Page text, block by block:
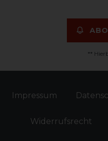
**
Impressum
Widerrufs­recht